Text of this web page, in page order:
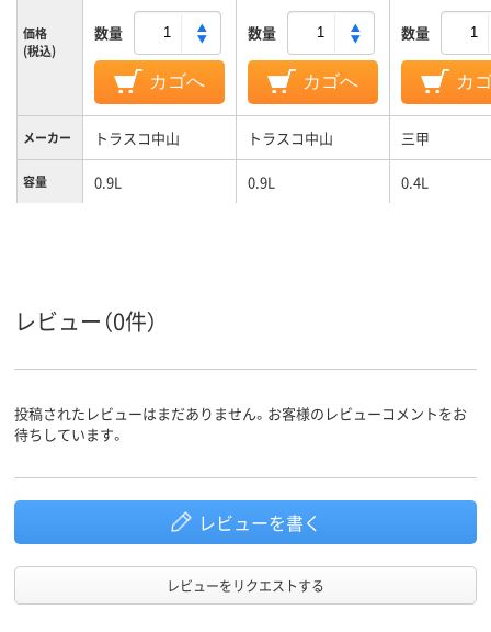
価格
(税込)
数量
カゴへ
数量
カゴへ
数量
カ
メーカー トラスコ中山 トラスコ中山 三甲
容量 0.9L 0.9L 0.4L
レビュー（0件）
投稿されたレビューはまだありません。お客様のレビューコメントをお
待ちしています。
レビューを書く
レビューをリクエストする